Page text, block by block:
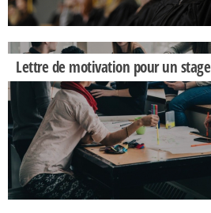
Lettre de motivation pour un stage